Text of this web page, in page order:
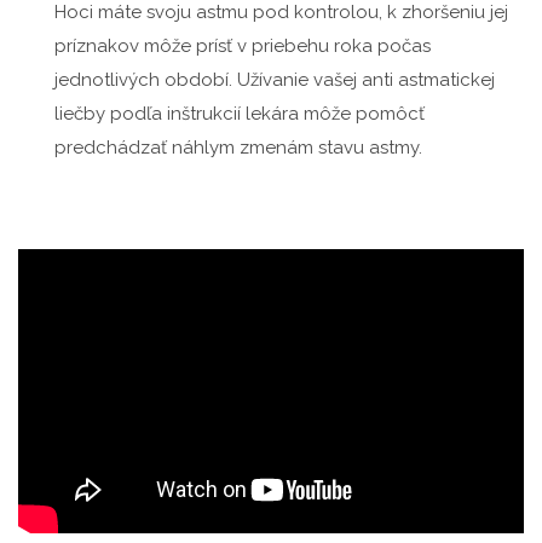
Hoci máte svoju astmu pod kontrolou, k zhoršeniu jej
príznakov môže prísť v priebehu roka počas
jednotlivých období. Užívanie vašej anti astmatickej
liečby podľa inštrukcií lekára môže pomôcť
predchádzať náhlym zmenám stavu astmy.